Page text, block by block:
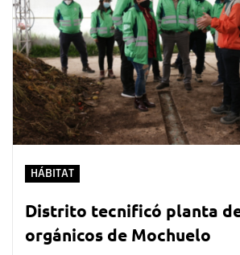
HÁBITAT
Distrito tecnificó planta
orgánicos de Mochuelo